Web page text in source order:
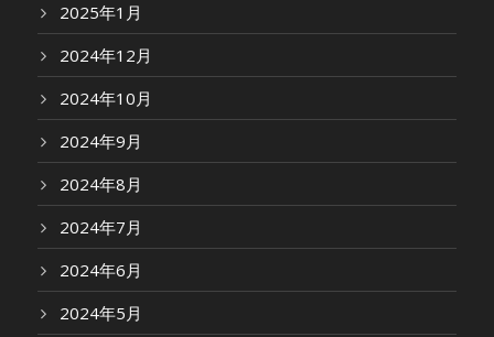
2025年1月
2024年12月
2024年10月
2024年9月
2024年8月
2024年7月
2024年6月
2024年5月